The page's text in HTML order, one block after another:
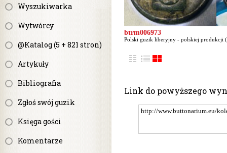
Wyszukiwarka
Wytwórcy
@Katalog (5 + 821 stron)
Artykuły
Bibliografia
Zgłoś swój guzik
Księga gości
Komentarze
btrm006973
Polski guzik liberyjny - polskiej produkcji
Link do powyższego